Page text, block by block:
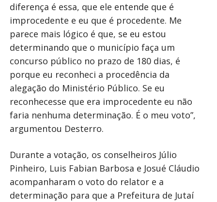
diferença é essa, que ele entende que é
improcedente e eu que é procedente. Me
parece mais lógico é que, se eu estou
determinando que o município faça um
concurso público no prazo de 180 dias, é
porque eu reconheci a procedência da
alegação do Ministério Público. Se eu
reconhecesse que era improcedente eu não
faria nenhuma determinação. É o meu voto”,
argumentou Desterro.
Durante a votação, os conselheiros Júlio
Pinheiro, Luis Fabian Barbosa e Josué Cláudio
acompanharam o voto do relator e a
determinação para que a Prefeitura de Jutaí